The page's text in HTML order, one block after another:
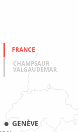
FRANCE
CHAMPSAUR
VALGAUDEMAR